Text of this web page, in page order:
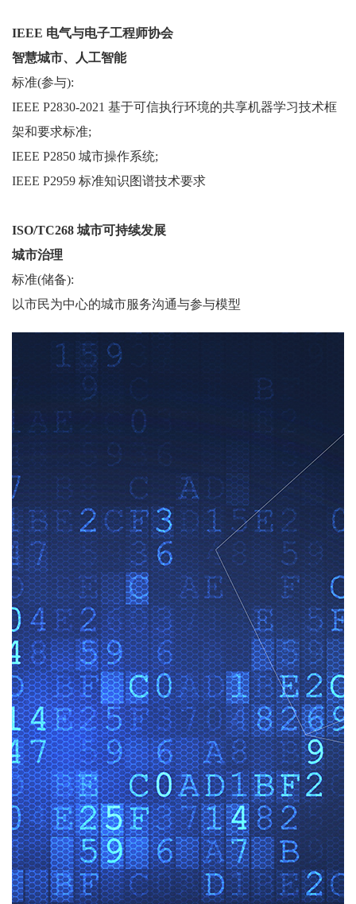
IEEE 电气与电子工程师协会
智慧城市、人工智能
标准(参与):
IEEE P2830-2021 基于可信执行环境的共享机器学习技术框
架和要求标准;
IEEE P2850 城市操作系统;
IEEE P2959 标准知识图谱技术要求
ISO/TC268 城市可持续发展
城市治理
标准(储备):
以市民为中心的城市服务沟通与参与模型